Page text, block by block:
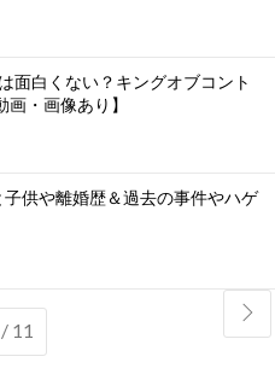
面白くない？キングオブコント
・画像あり】
供や離婚歴＆過去の事件やハゲ
11